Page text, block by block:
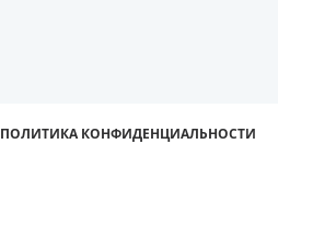
ПОЛИТИКА КОНФИДЕНЦИАЛЬНОСТИ